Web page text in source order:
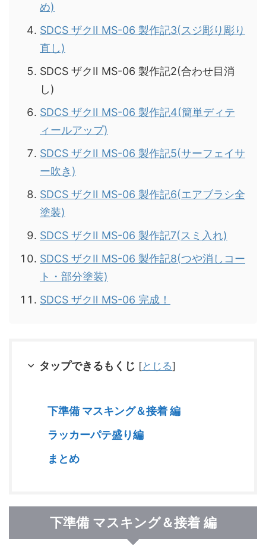
め)
SDCS ザクⅡ MS-06 製作記3(スジ彫り彫り
直し)
SDCS ザクⅡ MS-06 製作記2(合わせ目消
し)
SDCS ザクⅡ MS-06 製作記4(簡単ディテ
ィールアップ)
SDCS ザクⅡ MS-06 製作記5(サーフェイサ
ー吹き)
SDCS ザクⅡ MS-06 製作記6(エアブラシ全
塗装)
SDCS ザクⅡ MS-06 製作記7(スミ入れ)
SDCS ザクⅡ MS-06 製作記8(つや消しコー
ト・部分塗装)
SDCS ザクⅡ MS-06 完成！
タップできるもくじ [とじる]
下準備 マスキング＆接着 編
ラッカーパテ盛り編
まとめ
下準備 マスキング＆接着 編